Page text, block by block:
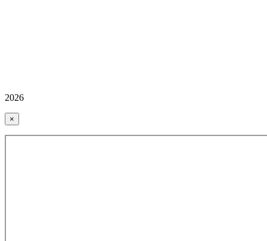
2026
×